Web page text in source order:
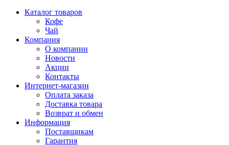
Каталог товаров
Кофе
Чай
Компания
О компании
Новости
Акции
Контакты
Интернет-магазин
Оплата заказа
Доставка товара
Возврат и обмен
Информация
Поставщикам
Гарантия